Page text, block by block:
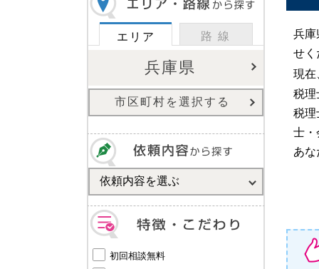
エリア 路 線
兵庫県
市区町村を選択する
初回相談無料
兵庫
せく
現在
税理
税理
士・
あ